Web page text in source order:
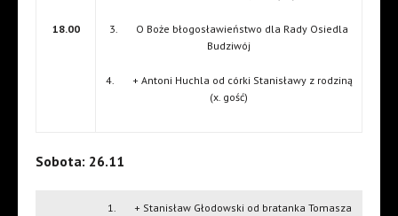
18.00
3. O Boże błogosławieństwo dla Rady Osiedla
Budziwój
4. + Antoni Huchla od córki Stanisławy z rodziną
(x. gość)
Sobota: 26.11
1. + Stanisław Głodowski od bratanka Tomasza